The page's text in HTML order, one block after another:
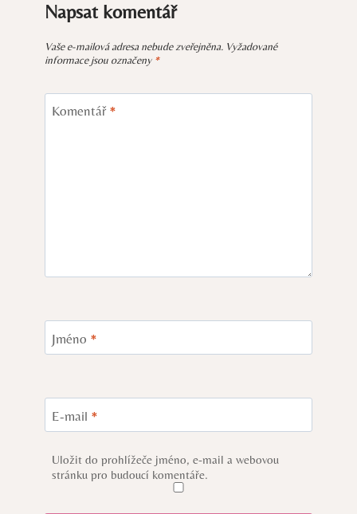
Napsat komentář
Vaše e-mailová adresa nebude zveřejněna. Vyžadované
informace jsou označeny *
Komentář *
Jméno *
E-mail *
Uložit do prohlížeče jméno, e-mail a webovou
stránku pro budoucí komentáře.